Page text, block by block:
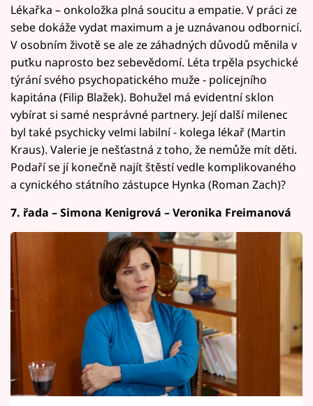
Lékařka – onkoložka plná soucitu a empatie. V práci ze
sebe dokáže vydat maximum a je uznávanou odbornicí.
V osobním životě se ale ze záhadných důvodů měnila v
puťku naprosto bez sebevědomí. Léta trpěla psychické
týrání svého psychopatického muže - policejního
kapitána (Filip Blažek). Bohužel má evidentní sklon
vybírat si samé nesprávné partnery. Její další milenec
byl také psychicky velmi labilní - kolega lékař (Martin
Kraus). Valerie je nešťastná z toho, že nemůže mít děti.
Podaří se jí konečně najít štěstí vedle komplikovaného
a cynického státního zástupce Hynka (Roman Zach)?
7. řada – Simona Kenigrová – Veronika Freimanová